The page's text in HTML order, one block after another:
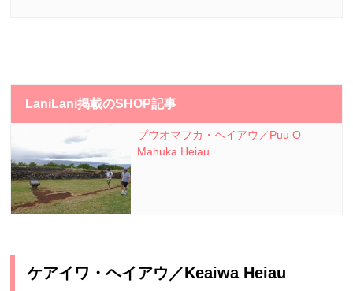
LaniLani掲載のSHOP記事
プウオマフカ・ヘイアウ／Puu O
Mahuka Heiau
ケアイワ・ヘイアウ／Keaiwa Heiau